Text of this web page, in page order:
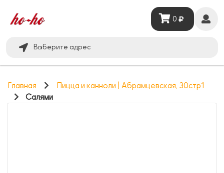
Выберите адрес
0
Главная
Пицца и канноли | Абрамцевская, 30стр1
Салями